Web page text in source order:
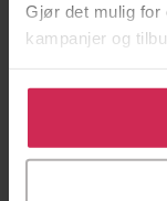
Gjør det mulig for
kampanjer og
Klikk på «Godta
bruke cookies
tilpasse ditt